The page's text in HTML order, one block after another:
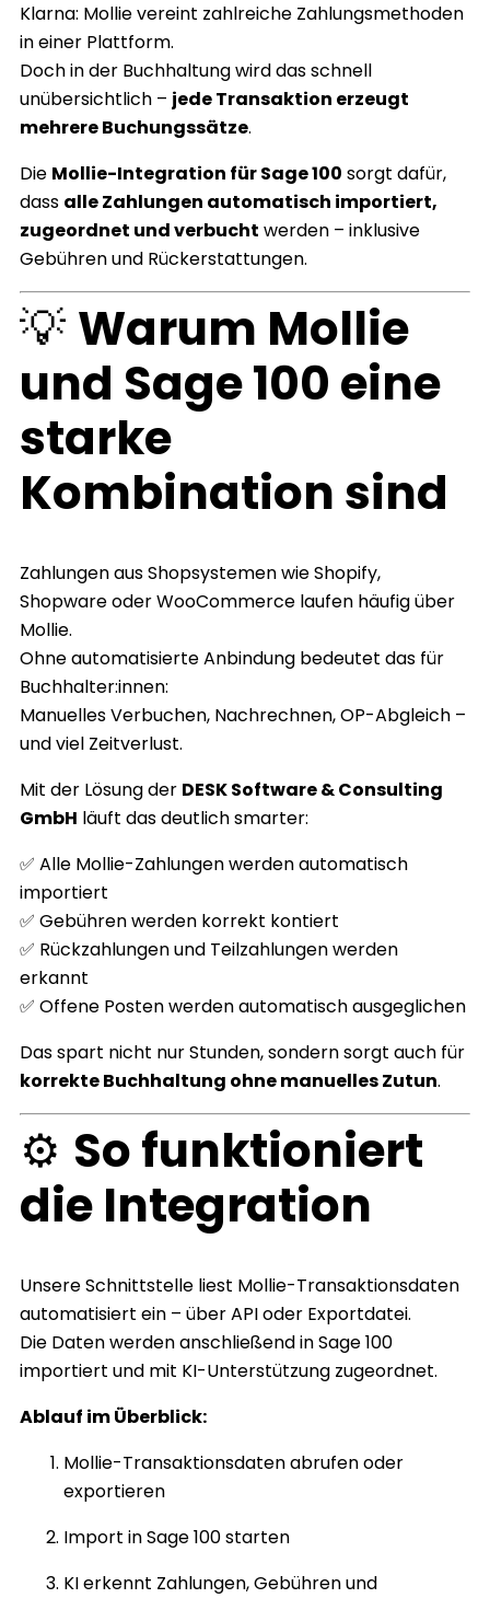
Klarna: Mollie vereint zahlreiche Zahlungsmethoden
in einer Plattform.
Doch in der Buchhaltung wird das schnell
unübersichtlich – jede Transaktion erzeugt
mehrere Buchungssätze.
Die Mollie-Integration für Sage 100 sorgt dafür,
dass alle Zahlungen automatisch importiert,
zugeordnet und verbucht werden – inklusive
Gebühren und Rückerstattungen.
💡 Warum Mollie
und Sage 100 eine
starke
Kombination sind
Zahlungen aus Shopsystemen wie Shopify,
Shopware oder WooCommerce laufen häufig über
Mollie.
Ohne automatisierte Anbindung bedeutet das für
Buchhalter:innen:
Manuelles Verbuchen, Nachrechnen, OP-Abgleich –
und viel Zeitverlust.
Mit der Lösung der DESK Software & Consulting
GmbH läuft das deutlich smarter:
✅ Alle Mollie-Zahlungen werden automatisch
importiert
✅ Gebühren werden korrekt kontiert
✅ Rückzahlungen und Teilzahlungen werden
erkannt
✅ Offene Posten werden automatisch ausgeglichen
Das spart nicht nur Stunden, sondern sorgt auch für
korrekte Buchhaltung ohne manuelles Zutun.
⚙️ So funktioniert
die Integration
Unsere Schnittstelle liest Mollie-Transaktionsdaten
automatisiert ein – über API oder Exportdatei.
Die Daten werden anschließend in Sage 100
importiert und mit KI-Unterstützung zugeordnet.
Ablauf im Überblick:
Mollie-Transaktionsdaten abrufen oder
exportieren
Import in Sage 100 starten
KI erkennt Zahlungen, Gebühren und